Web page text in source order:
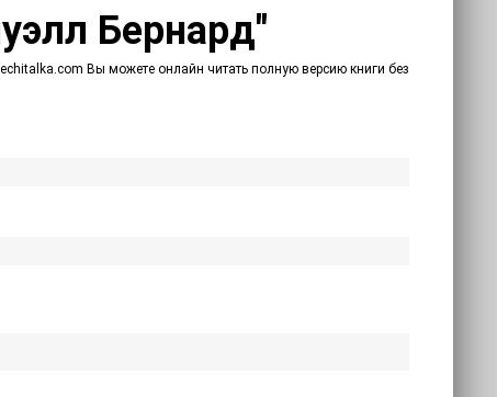
Бернард"
Вы можете онлайн читать полную версию книги без